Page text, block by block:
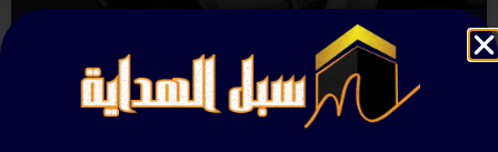
خدمات النقل الخاص
فتح الخدمة »